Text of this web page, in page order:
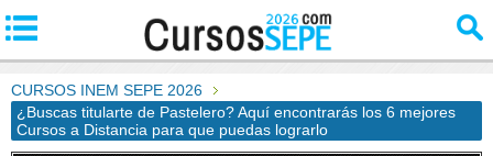
CURSOS INEM SEPE 2026
¿Buscas titularte de Pastelero? Aquí encontrarás los 6 mejores
Cursos a Distancia para que puedas lograrlo